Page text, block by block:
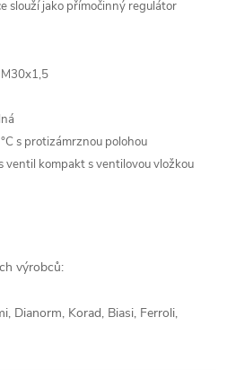
slouží jako přímočinný regulátor
s protizámrznou polohou
ventil kompakt s ventilovou vložkou
výrobců:
Dianorm, Korad, Biasi, Ferroli,